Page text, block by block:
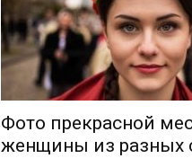
Фото прекрасной
женщины из разных